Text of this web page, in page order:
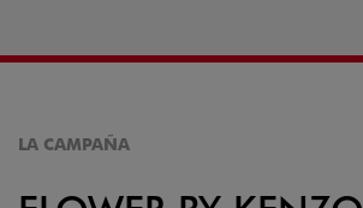
LA CAMPAÑA